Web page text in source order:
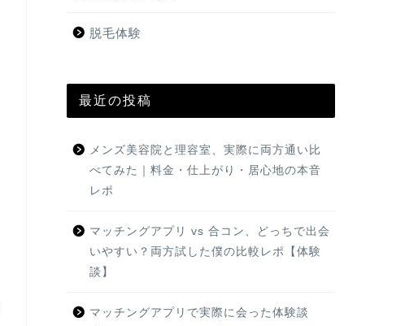
脱毛体験
最近の投稿
メンズ美容院と理容室、実際に両方通い比
べてみた｜料金・仕上がり・居心地の本音
レポ
マッチングアプリ vs 合コン、どっちで出会
いやすい？両方試した僕の比較レポ【体験
談】
マッチングアプリで実際に会った体験談